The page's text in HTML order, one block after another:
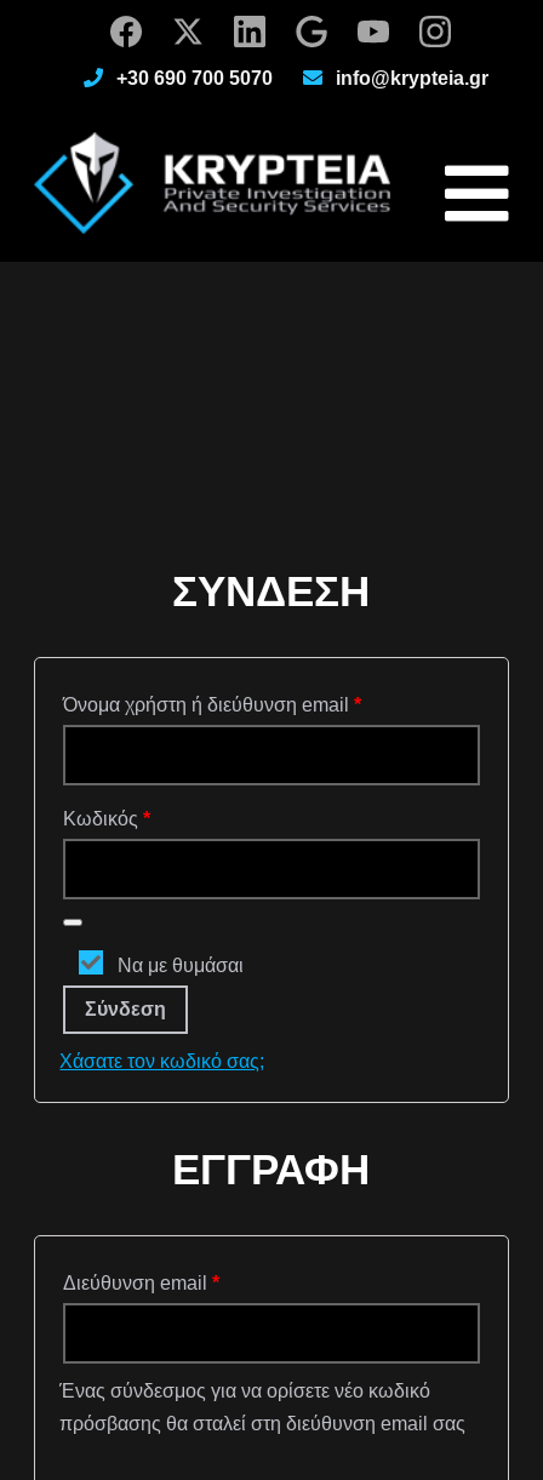
+30 690 700 5070 info@krypteia.gr
ΣΎΝΔΕΣΗ
Όνομα χρήστη ή διεύθυνση email*Απαιτείται
Κωδικός*Απαιτείται
Να με θυμάσαι
Σύνδεση
Χάσατε τον κωδικό σας;
ΕΓΓΡΑΦΉ
Διεύθυνση email*Απαιτείται
Ένας σύνδεσμος για να ορίσετε νέο κωδικό
πρόσβασης θα σταλεί στη διεύθυνση email σας